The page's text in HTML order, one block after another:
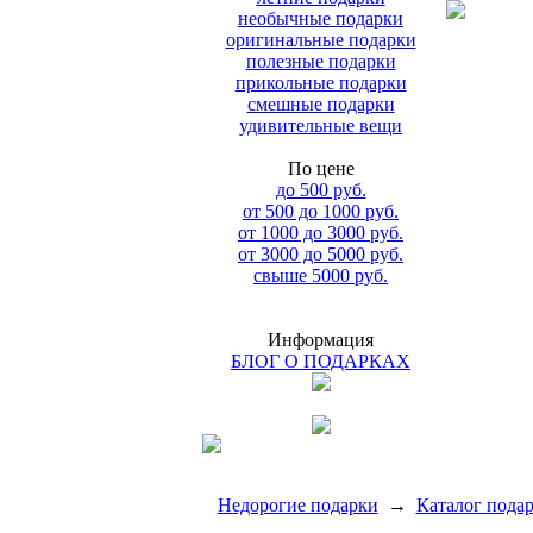
необычные подарки
оригинальные подарки
полезные подарки
прикольные подарки
смешные подарки
удивительные вещи
По цене
до 500 руб.
от 500 до 1000 руб.
от 1000 до 3000 руб.
от 3000 до 5000 руб.
свыше 5000 руб.
Информация
БЛОГ О ПОДАРКАХ
Недорогие подарки → Каталог